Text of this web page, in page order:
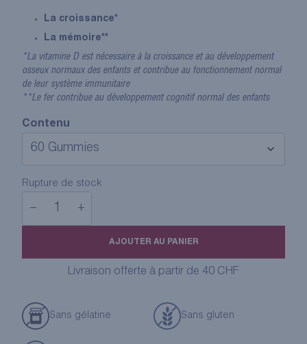
La croissance*
La mémoire**
*La vitamine D est nécessaire à la croissance et au développement
osseux normaux des enfants et contribue au fonctionnement normal
de leur système immunitaire
**Le fer contribue au développement cognitif normal des enfants
Contenu
Rupture de stock
− +
AJOUTER AU PANIER
Livraison offerte à partir de 40 CHF
Sans gélatine Sans gluten